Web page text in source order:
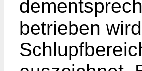
betrieben